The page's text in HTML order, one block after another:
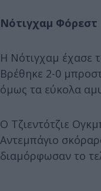
Νότιγχαμ Φόρεστ
Η Νότιγχαμ έχασε
Βρέθηκε 2-0
όμως τα εύκολα
Ο Τζιεντότζιε
Αντεμπάγιο
διαμόρφωσαν το